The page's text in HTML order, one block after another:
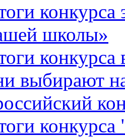
школы»
конкурса
выбирают